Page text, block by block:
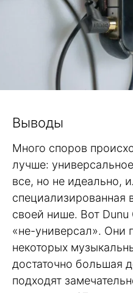
Выводы
Много споров
лучше:
все, но не идеально,
специализированная
своей нише. Вот Dunu
«не-универсал». Они
некоторых
достаточно большая
подходят